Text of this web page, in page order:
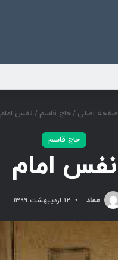
صفحه اصلی /حاج قاسم / نفس امام
حاج قاسم
نفس امام
عماد ۱۲ اردیبهشت ۱۳۹۹